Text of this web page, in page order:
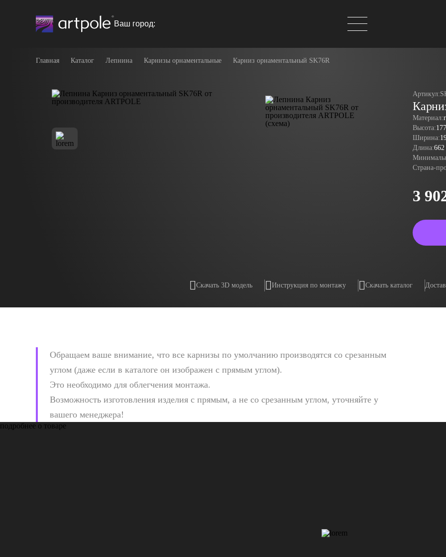
Ваш город:
Главная Каталог Лепнина Карнизы орнаментальные Карниз орнаментальный SK76R
Артикул:
Материал:
Высота:
Ширина:
Длина:
Страна-
3
Скачать 3D модель Инструкция по монтажу Скачать каталог
Обращаем ваше внимание, что все карнизы по умолчанию производятся со срезанным
углом (даже если в каталоге он изображен с прямым углом).
Это необходимо для облегчения монтажа.
Возможность изготовления изделия с прямым, а не со срезанным углом, уточняйте у
вашего менеджера!
подробнее о товаре